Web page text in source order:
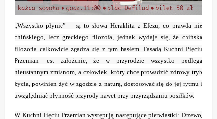
„Wszystko płynie” – są to słowa Heraklita z Efezu, co prawda nie
chińskiego, lecz greckiego filozofa, jednak wydaje się, że chińska
filozofia całkowicie zgadza się z tym hasłem. Fasadą Kuchni Pięciu
Przemian jest założenie, że w przyrodzie wszystko podlega
nieustannym zmianom, a człowiek, który chce prowadzić zdrowy tryb
życia, powinien żyć w zgodzie z naturą, dostosować się do jej rytmu i
uwzględniać płynność przyrody nawet przy przyrządzaniu posiłków.
W Kuchni Pięciu Przemian występują następujące pierwiastki: Drzewo,